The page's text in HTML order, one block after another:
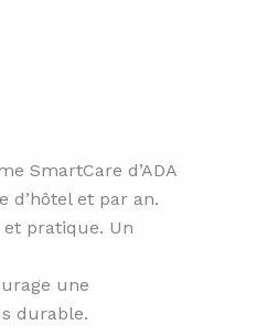
SmartCare d’ADA
d’hôtel et par an.
pratique. Un
une
durable.